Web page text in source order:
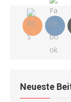
Neueste